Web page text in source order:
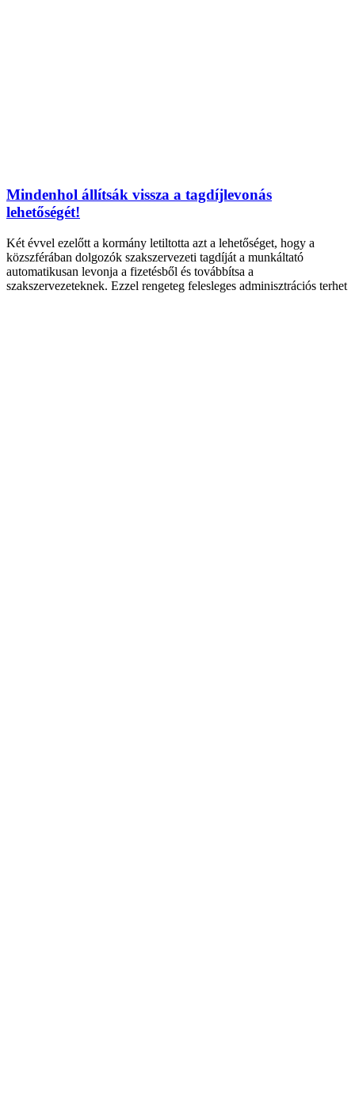
Mindenhol állítsák vissza a tagdíjlevonás
lehetőségét!
Két évvel ezelőtt a kormány letiltotta azt a lehetőséget, hogy a
közszférában dolgozók szakszervezeti tagdíját a munkáltató
automatikusan levonja a fizetésből és továbbítsa a
szakszervezeteknek. Ezzel rengeteg felesleges adminisztrációs terhet